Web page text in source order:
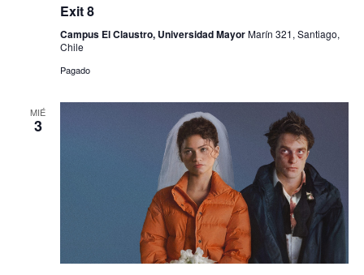
Exit 8
Campus El Claustro, Universidad MayorMarín 321, Santiago,
Chile
Pagado
MIÉ
3